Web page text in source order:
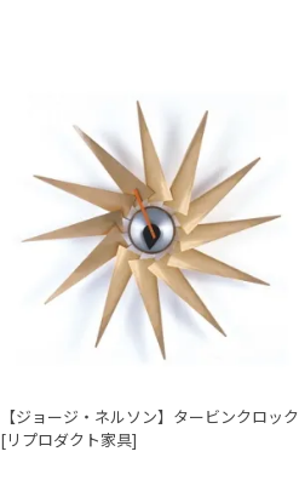
【ジョージ・ネルソン】タービンクロック
[リプロダクト家具]